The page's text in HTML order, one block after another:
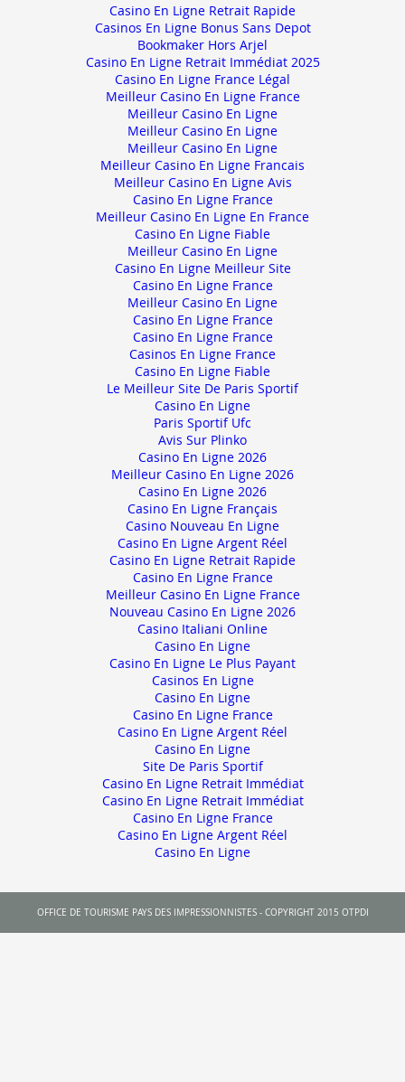
Casino En Ligne Retrait Rapide
Casinos En Ligne Bonus Sans Depot
Bookmaker Hors Arjel
Casino En Ligne Retrait Immédiat 2025
Casino En Ligne France Légal
Meilleur Casino En Ligne France
Meilleur Casino En Ligne
Meilleur Casino En Ligne
Meilleur Casino En Ligne
Meilleur Casino En Ligne Francais
Meilleur Casino En Ligne Avis
Casino En Ligne France
Meilleur Casino En Ligne En France
Casino En Ligne Fiable
Meilleur Casino En Ligne
Casino En Ligne Meilleur Site
Casino En Ligne France
Meilleur Casino En Ligne
Casino En Ligne France
Casino En Ligne France
Casinos En Ligne France
Casino En Ligne Fiable
Le Meilleur Site De Paris Sportif
Casino En Ligne
Paris Sportif Ufc
Avis Sur Plinko
Casino En Ligne 2026
Meilleur Casino En Ligne 2026
Casino En Ligne 2026
Casino En Ligne Français
Casino Nouveau En Ligne
Casino En Ligne Argent Réel
Casino En Ligne Retrait Rapide
Casino En Ligne France
Meilleur Casino En Ligne France
Nouveau Casino En Ligne 2026
Casino Italiani Online
Casino En Ligne
Casino En Ligne Le Plus Payant
Casinos En Ligne
Casino En Ligne
Casino En Ligne France
Casino En Ligne Argent Réel
Casino En Ligne
Site De Paris Sportif
Casino En Ligne Retrait Immédiat
Casino En Ligne Retrait Immédiat
Casino En Ligne France
Casino En Ligne Argent Réel
Casino En Ligne
OFFICE DE TOURISME PAYS DES IMPRESSIONNISTES - COPYRIGHT 2015 OTPDI